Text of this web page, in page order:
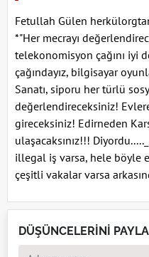
Fetullah Gülen
*"Her mecrayı
telekonomisyon çağını iyi
çağındayız, bilgisayar
Sanatı, siporu her türlü
değerlendireceksiniz!
gireceksiniz! Edirneden
ulaşacaksınız!!!
illegal iş varsa, hele böyle
çeşitli vakalar varsa
DÜŞÜNCELERİNİ